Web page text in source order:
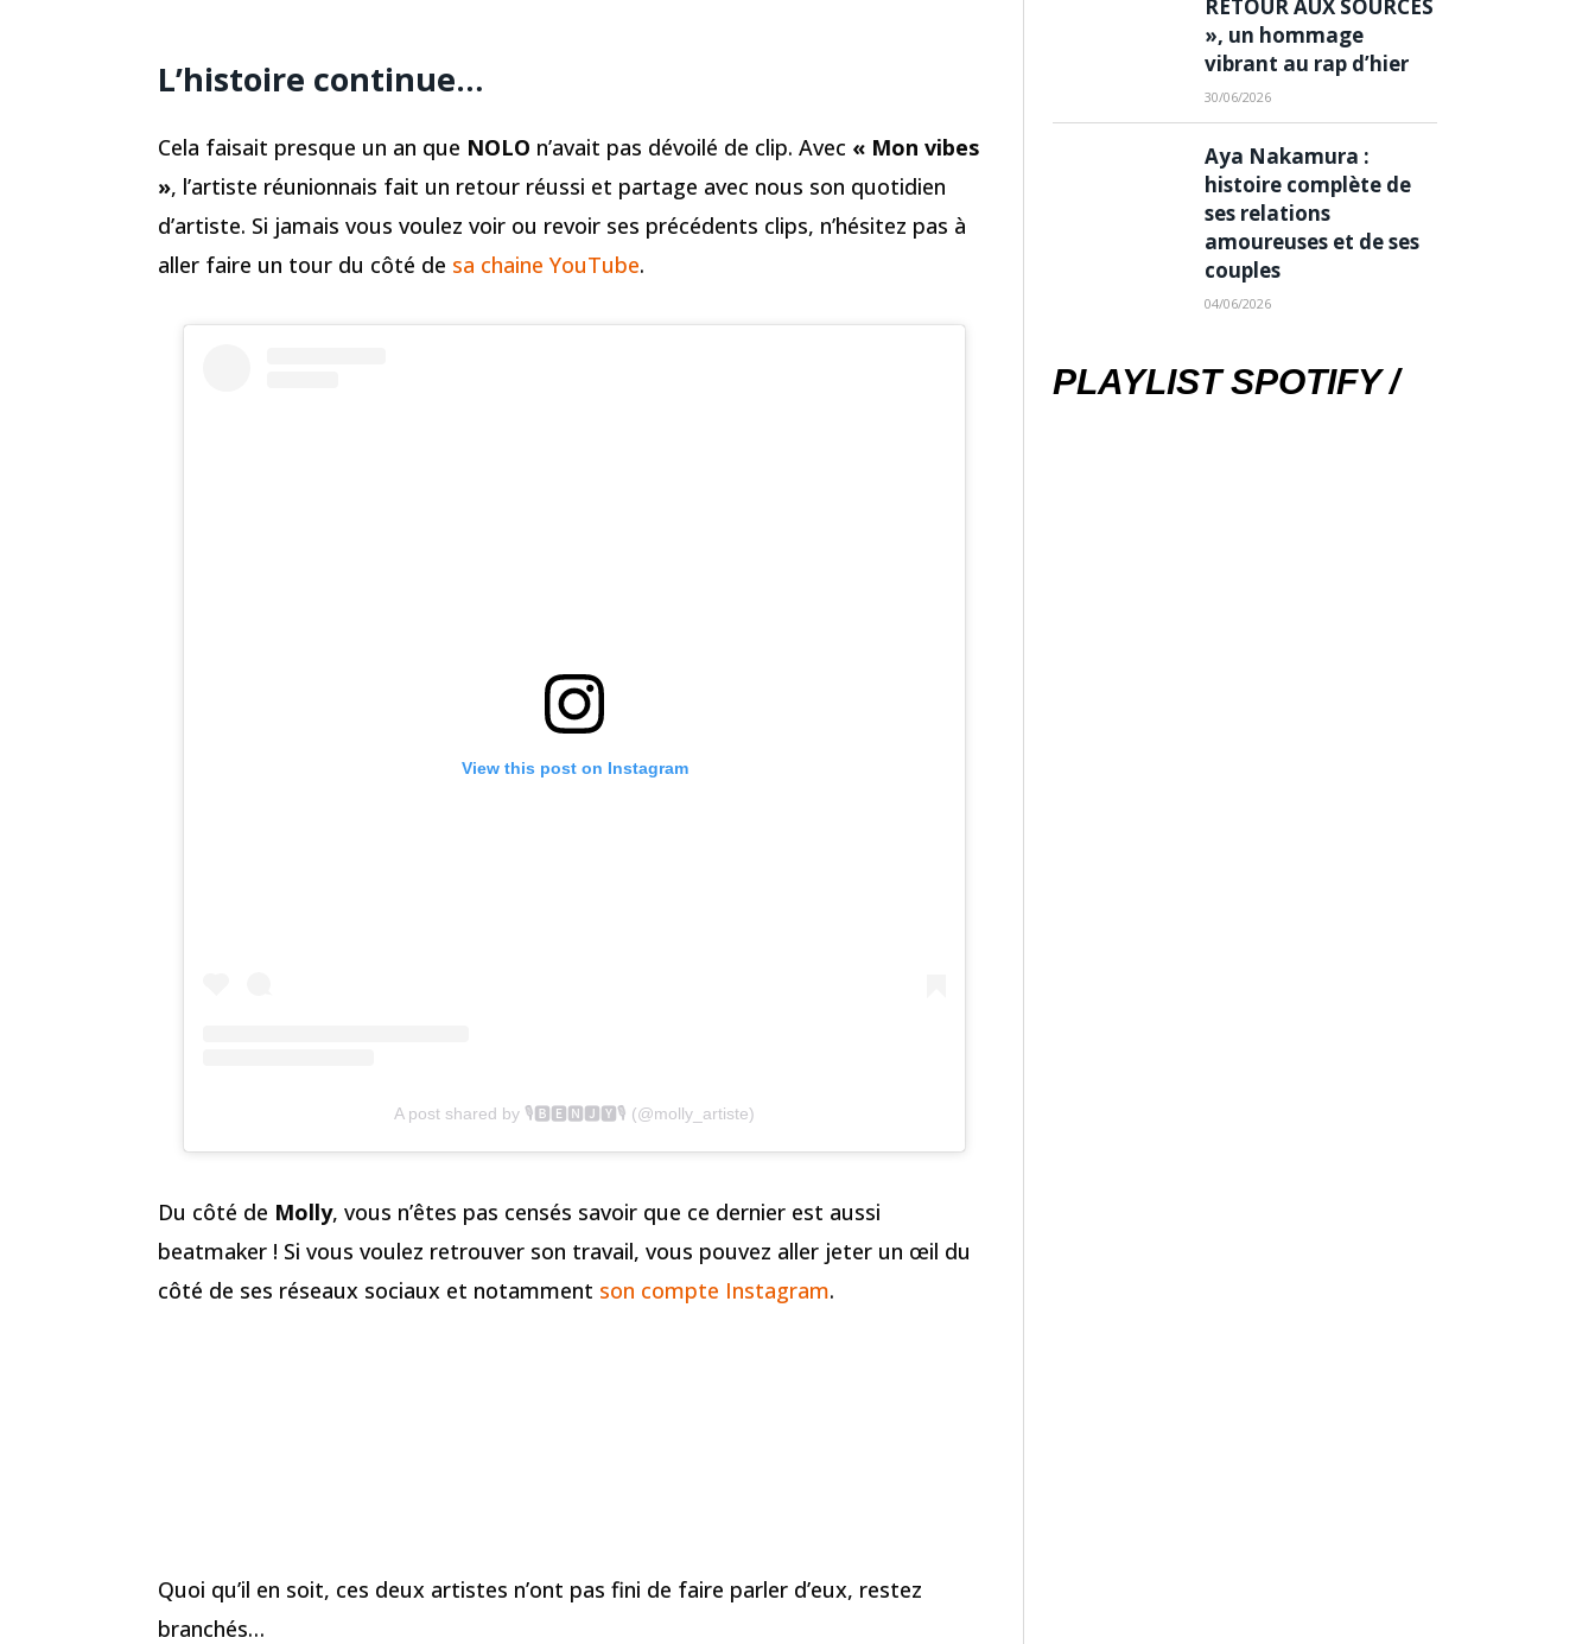
L’histoire continue…
Cela faisait presque un an que NOLO n’avait pas dévoilé de clip. Avec « Mon vibes
», l’artiste réunionnais fait un retour réussi et partage avec nous son quotidien
d’artiste. Si jamais vous voulez voir ou revoir ses précédents clips, n’hésitez pas à
aller faire un tour du côté de sa chaine YouTube.
View this post on Instagram
A post shared by 🎙️🅱︎🅴︎🅽︎🅹︎🆈︎🎙️ (@molly_artiste)
Du côté de Molly, vous n’êtes pas censés savoir que ce dernier est aussi
beatmaker ! Si vous voulez retrouver son travail, vous pouvez aller jeter un œil du
côté de ses réseaux sociaux et notamment son compte Instagram.
Quoi qu’il en soit, ces deux artistes n’ont pas fini de faire parler d’eux, restez
branchés…
RETOUR AUX SOURCES
», un hommage
vibrant au rap d’hier
30/06/2026
Aya Nakamura :
histoire complète de
ses relations
amoureuses et de ses
couples
04/06/2026
PLAYLIST SPOTIFY /